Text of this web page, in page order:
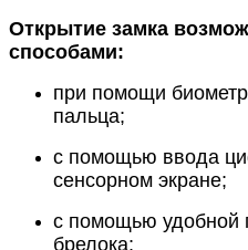
Открытие замка
способами:
при помощи
пальца;
с помощью ввода
сенсорном экране;
с помощью удобной
брелока;